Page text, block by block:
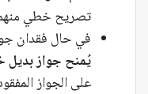
تصريح خطي
في حال فقدان
يُمنح جواز بديل
على الجواز